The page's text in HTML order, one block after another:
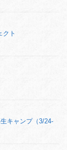
クト
キャンプ（3/24-